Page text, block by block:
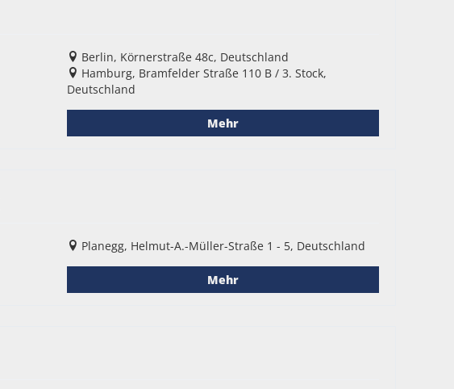
Berlin, Körnerstraße 48c, Deutschland
Hamburg, Bramfelder Straße 110 B / 3. Stock,
Deutschland
Mehr
Planegg, Helmut-A.-Müller-Straße 1 - 5, Deutschland
Mehr